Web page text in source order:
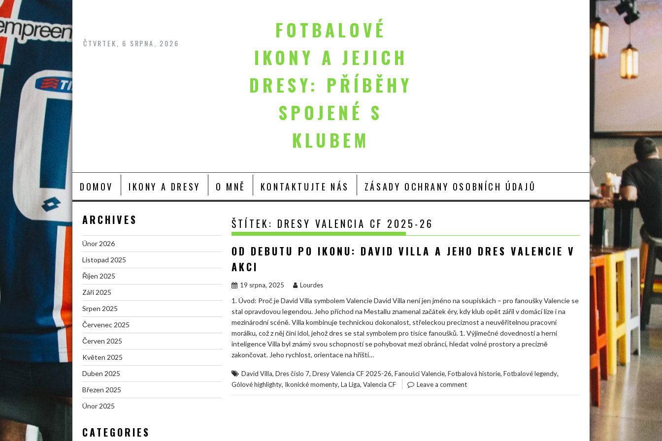
content
ČTVRTEK, 6 SRPNA, 2026
FOTBALOVÉ
IKONY A JEJICH
DRESY: PŘÍBĚHY
SPOJENÉ S
KLUBEM
DOMOV IKONY A DRESY O MNĚ KONTAKTUJTE NÁS ZÁSADY OCHRANY OSOBNÍCH ÚDAJŮ
ŠTÍTEK: DRESY VALENCIA CF 2025-26
OD DEBUTU PO IKONU: DAVID VILLA A JEHO DRES VALENCIE V
AKCI
19 srpna, 2025 Lourdes
1. Úvod: Proč je David Villa symbolem Valencie David Villa není jen jméno na soupiskách – pro fanoušky Valencie se
stal opravdovou legendou. Jeho příchod na Mestallu znamenal začátek éry, kdy klub opět zářil v domácí lize i na
mezinárodní scéně. Villa kombinuje technickou dokonalost, střeleckou preciznost a neuvěřitelnou pracovní
morálku, což z něj činí idol, jehož dres se stal symbolem pro tisíce fanoušků. 1. Výjimečné dovednosti a herní
inteligence Villa byl známý svou schopností se pohybovat mezi obránci, hledat volné prostory a precizně
zakončovat. Jeho rychlost, orientace na hřišti…
David Villa, Dres číslo 7, Dresy Valencia CF 2025-26, Fanoušci Valencie, Fotbalová historie, Fotbalové legendy,
Gólové highlighty, Ikonické momenty, La Liga, Valencia CF Leave a comment
ARCHIVES
Únor 2026
Listopad 2025
Říjen 2025
Září 2025
Srpen 2025
Červenec 2025
Červen 2025
Květen 2025
Duben 2025
Březen 2025
Únor 2025
CATEGORIES